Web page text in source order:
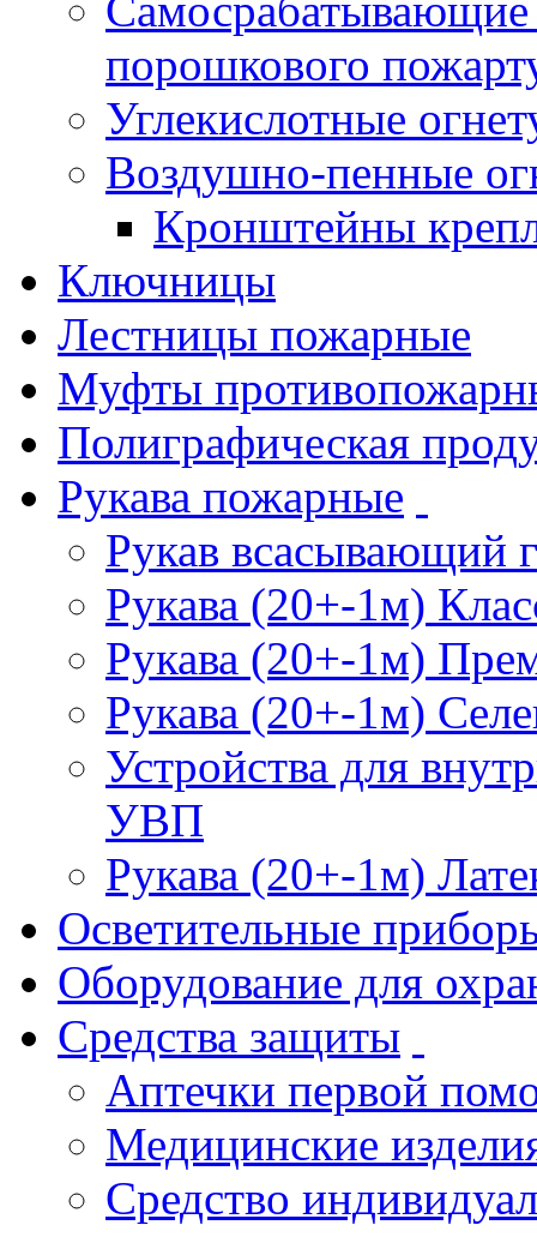
порошкового
Углекислотные
Воздушно-пенные
Кронштейны
Ключницы
Лестницы пожарные
Муфты
Полиграфическая
Рукава пожарные
Рукав всасывающий
Рукава (20+-1м)
Рукава (20+-1м)
Рукава (20+-1м)
Устройства для
УВП
Рукава (20+-1м)
Осветительные
Оборудование для
Средства защиты
Аптечки первой
Медицинские
Средство